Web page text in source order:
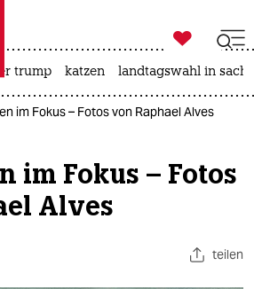
taz zahl ich
zahl ich

taz zahl ich
trump katzen landtagswahl in
im Fokus – Fotos von Raphael Alves
im Fokus – Fotos
Alves
teilen